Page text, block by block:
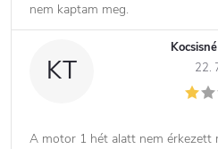
nem kaptam meg.
KT
22.
A motor 1 hét alatt nem érkezett